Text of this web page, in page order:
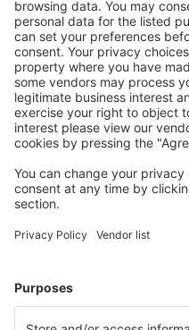
Ubytování dle
Vyberte si z více než
apartmánů, chat a
Ubytování v Kanadě -
Ubytování ve Vancouveru